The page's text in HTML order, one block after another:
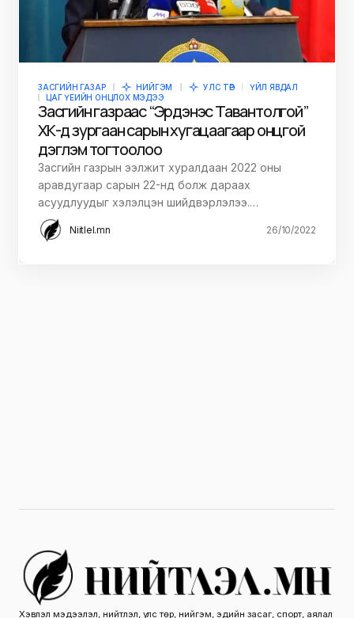
ЗАСГИЙН ГАЗАР НИЙГЭМ УЛС ТӨР
ҮЙЛ ЯВДАЛ
ЦАГ ҮЕИЙН ОНЦЛОХ МЭДЭЭ
Засгийн газраас “Эрдэнэс Тавантолгой”
ХК-д зургаан сарын хугацаагаар онцгой
дэглэм тогтоолоо
Засгийн газрын ээлжит хуралдаан 2022 оны
аравдугаар сарын 22-нд болж дараах
асуудлуудыг хэлэлцэн шийдвэрлэлээ.…
Niitlel.mn 26/10/2022
Хэвлэл мэдээлэл, нийтлэл, улс төр, нийгэм, эдийн засаг, спорт, аялал